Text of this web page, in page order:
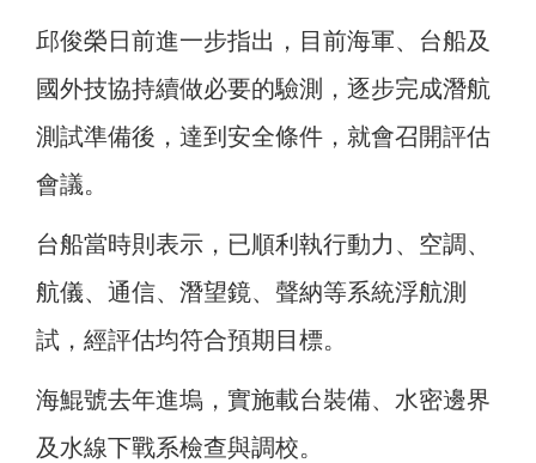
邱俊榮日前進一步指出，目前海軍、台船及
國外技協持續做必要的驗測，逐步完成潛航
測試準備後，達到安全條件，就會召開評估
會議。
台船當時則表示，已順利執行動力、空調、
航儀、通信、潛望鏡、聲納等系統浮航測
試，經評估均符合預期目標。
海鯤號去年進塢，實施載台裝備、水密邊界
及水線下戰系檢查與調校。